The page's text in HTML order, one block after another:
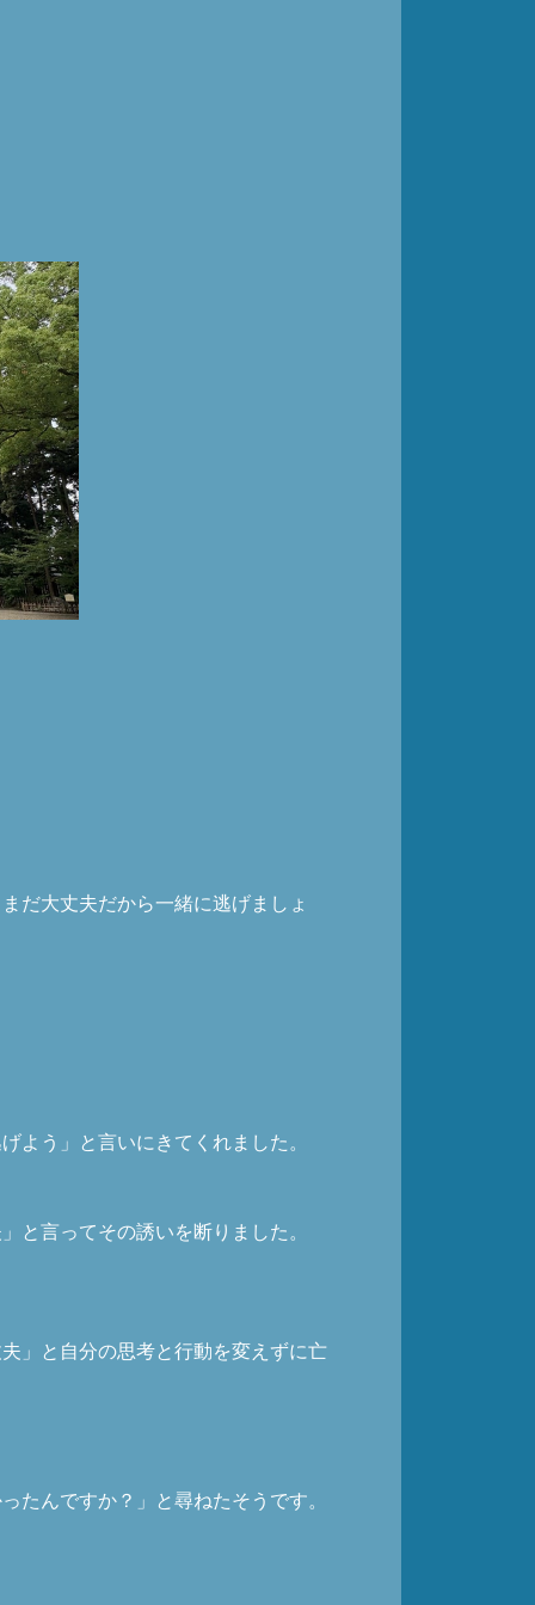
だ大丈夫だから一緒に逃げましょ
よう」と言いにきてくれました。
と言ってその誘いを断りました。
」と自分の思考と行動を変えずに亡
たんですか？」と尋ねたそうです。